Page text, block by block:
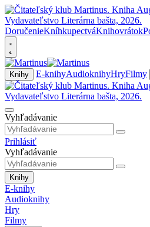
DoručenieKníhkupectváKnihovrátok
Knihy E-knihyAudioknihyHryFilmy
Vyhľadávanie
Prihlásiť
Vyhľadávanie
Knihy
E-knihy
Audioknihy
Hry
Filmy